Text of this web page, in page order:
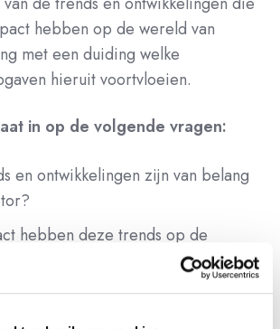
hebben op de wereld van
met een duiding welke
hieruit voortvloeien.
in op de volgende vragen:
en ontwikkelingen zijn van belang
hebben deze trends op de
opgaven zijn er voor de